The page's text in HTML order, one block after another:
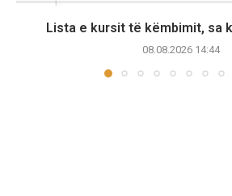
Lista e kursit të këmbimit, sa
08.08.2026 14:44